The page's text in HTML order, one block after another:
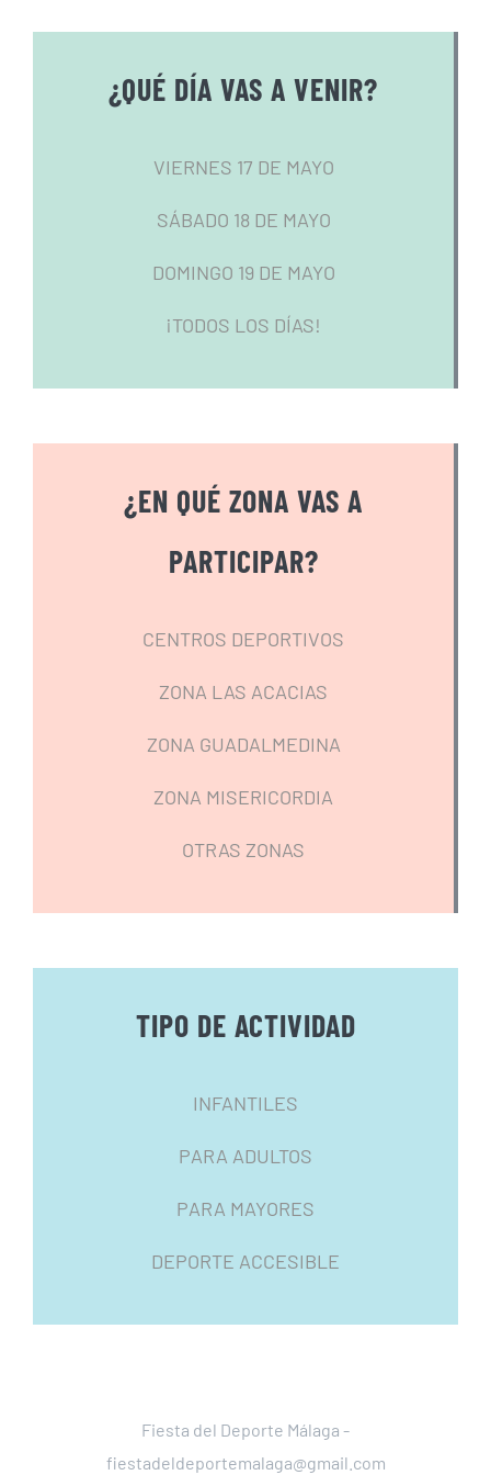
¿QUÉ DÍA VAS A VENIR?
VIERNES 17 DE MAYO
SÁBADO 18 DE MAYO
DOMINGO 19 DE MAYO
¡TODOS LOS DÍAS!
¿EN QUÉ ZONA VAS A
PARTICIPAR?
CENTROS DEPORTIVOS
ZONA LAS ACACIAS
ZONA GUADALMEDINA
ZONA MISERICORDIA
OTRAS ZONAS
TIPO DE ACTIVIDAD
INFANTILES
PARA ADULTOS
PARA MAYORES
DEPORTE ACCESIBLE
Fiesta del Deporte Málaga -
fiestadeldeportemalaga@gmail.com